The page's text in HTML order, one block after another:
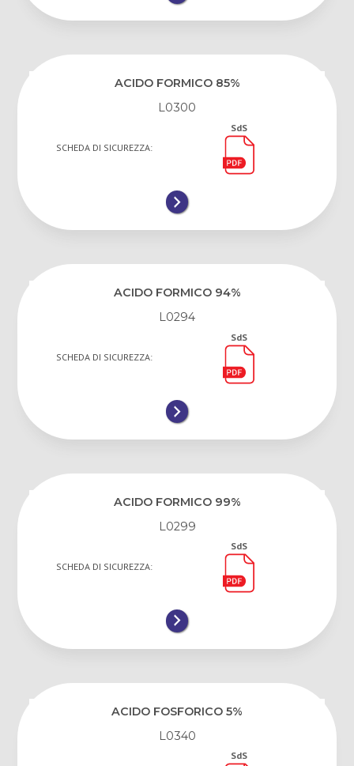
ACIDO FORMICO 85%
L0300
SCHEDA DI SICUREZZA:
SdS
ACIDO FORMICO 94%
L0294
SCHEDA DI SICUREZZA:
SdS
ACIDO FORMICO 99%
L0299
SCHEDA DI SICUREZZA:
SdS
ACIDO FOSFORICO 5%
L0340
SdS